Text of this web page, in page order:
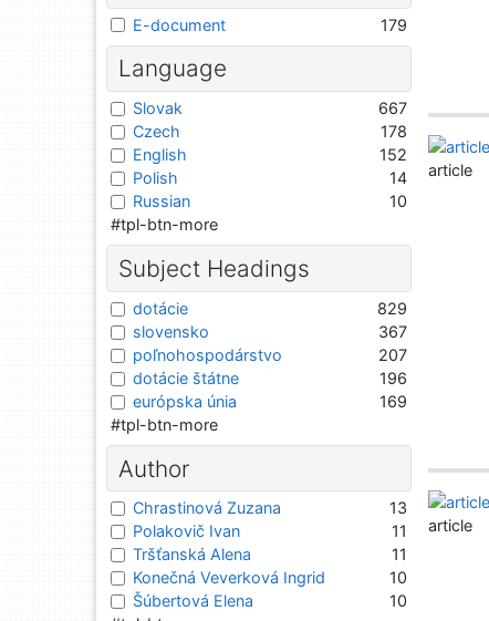
article
article
E-document 179
Language
Slovak
667
Czech
178
English
152
Polish
14
Russian
10
#tpl-btn-more
Subject Headings
dotácie
829
slovensko
367
poľnohospodárstvo
207
dotácie štátne
196
európska únia
169
#tpl-btn-more
Author
Chrastinová Zuzana
13
Polakovič Ivan
11
Tršťanská Alena
11
Konečná Veverková Ingrid
10
Šúbertová Elena
10